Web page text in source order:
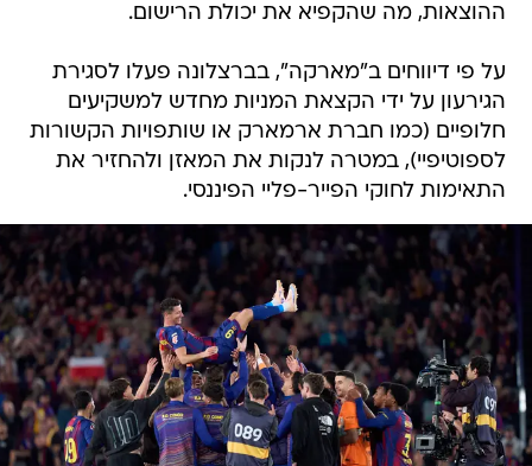
ההוצאות, מה שהקפיא את יכולת הרישום.
על פי דיווחים ב"מארקה", בברצלונה פעלו לסגירת
הגירעון על ידי הקצאת המניות מחדש למשקיעים
חלופיים (כמו חברת ארמארק או שותפויות הקשורות
לספוטיפיי), במטרה לנקות את המאזן ולהחזיר את
התאימות לחוקי הפייר-פליי הפיננסי.